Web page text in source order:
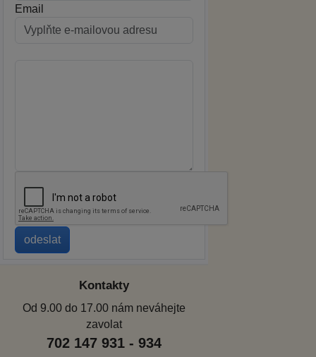
Email
Kontakty
Od 9.00 do 17.00 nám neváhejte
zavolat
702 147 931 - 934